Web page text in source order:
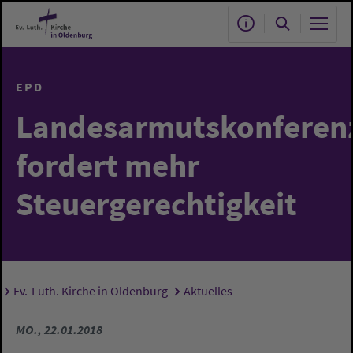
Zum Hauptinhalt springen
EPD
fordert mehr
Steuergerechtigkeit
Sie sind hier:
Ev.-Luth. Kirche in Oldenburg Aktuelles
MO., 22.01.2018